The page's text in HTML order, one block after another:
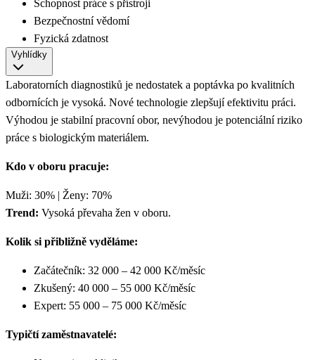
Schopnost práce s přístroji
Bezpečnostní vědomí
Fyzická zdatnost
Vyhlídky
Laboratorních diagnostiků je nedostatek a poptávka po kvalitních
odbornících je vysoká. Nové technologie zlepšují efektivitu práci.
Výhodou je stabilní pracovní obor, nevýhodou je potenciální riziko
práce s biologickým materiálem.
Kdo v oboru pracuje:
Muži: 30% | Ženy: 70%
Trend: Vysoká převaha žen v oboru.
Kolik si přibližně vyděláme:
Začátečník: 32 000 – 42 000 Kč/měsíc
Zkušený: 40 000 – 55 000 Kč/měsíc
Expert: 55 000 – 75 000 Kč/měsíc
Typičtí zaměstnavatelé: